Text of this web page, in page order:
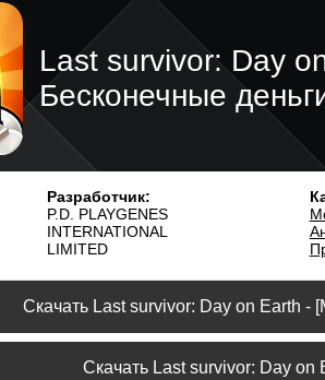
Last survivor: Day
Бесконечные
Разработчик:
P.D. PLAYGENES
INTERNATIONAL
LIMITED
Скачать Last survivor: Day on Earth -
Скачать Last survivor: Day